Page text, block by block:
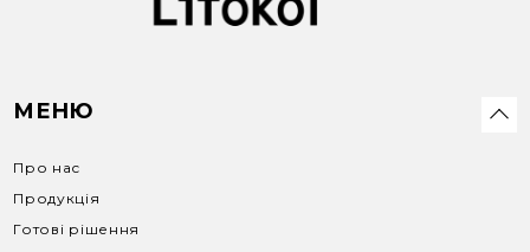
МЕНЮ
Про нас
Продукція
Готові рішення